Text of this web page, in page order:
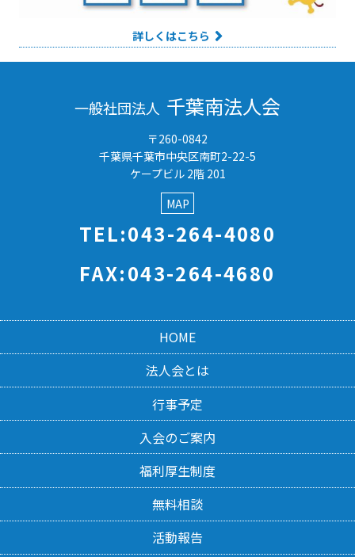
詳しくはこちら
一般社団法人 千葉南法人会
〒260-0842
千葉県千葉市中央区南町2-22-5
ケープビル 2階 201
MAP
TEL:043-264-4080
FAX:043-264-4680
HOME
法人会とは
行事予定
入会のご案内
福利厚生制度
無料相談
活動報告